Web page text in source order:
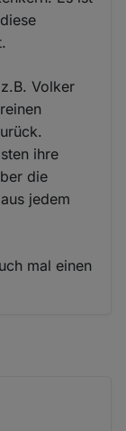
Volker
ihre
die
jedem
mal einen